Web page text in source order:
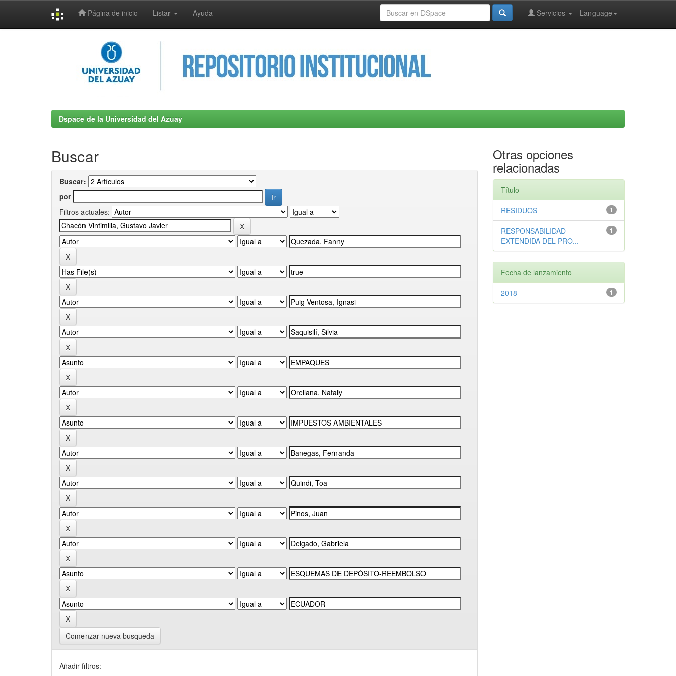
Página de inicio Listar Ayuda Language
Servicios
Dspace de la Universidad del Azuay
Buscar
Buscar:
por
Filtros actuales:
Comenzar nueva busqueda
Añadir filtros:
Otras opciones
relacionadas
Título
1
RESIDUOS
1
RESPONSABILIDAD
EXTENDIDA DEL PRO...
Fecha de lanzamiento
1
2018